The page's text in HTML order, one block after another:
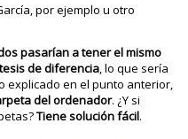
por ejemplo u otro
pasarían a tener el mismo
de diferencia, lo que sería
explicado en el punto anterior,
del ordenador. ¿Y si
Tiene solución fácil.